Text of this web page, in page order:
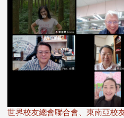
世界校友總會聯合會、東南亞校